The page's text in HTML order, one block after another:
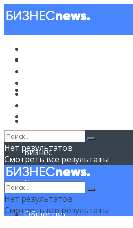
Бизнес
Недвижимость
Общество
Нет результатов
Смотреть все результаты
Нет результатов
Смотреть все результаты